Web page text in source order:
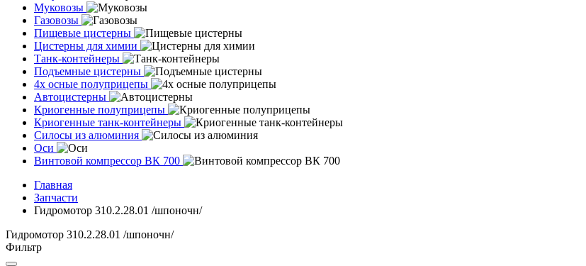
Муковозы
Газовозы
Пищевые цистерны
Цистерны для химии
Танк-контейнеры
Подъемные цистерны
4х осные полуприцепы
Автоцистерны
Криогенные полуприцепы
Криогенные танк-контейнеры
Силосы из алюминия
Оси
Винтовой компрессор ВК 700
Главная
Запчасти
Гидромотор 310.2.28.01 /шпоночн/
Гидромотор 310.2.28.01 /шпоночн/
Фильтр